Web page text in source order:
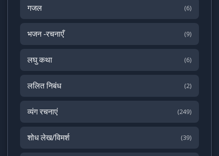
गजल (6)
भजन -रचनाएँ (9)
लघु कथा (6)
ललित निबंध (2)
व्यंग रचनाएं (249)
शोध लेख/विमर्श (39)